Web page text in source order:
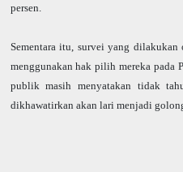
persen.
Sementara itu, survei yang dilakukan
menggunakan hak pilih mereka pada
publik masih menyatakan tidak
dikhawatirkan akan lari menjadi